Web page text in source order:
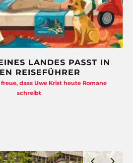
LANDES PASST IN
REISEFÜHRER
dass Uwe Krist heute Romane
schreibt